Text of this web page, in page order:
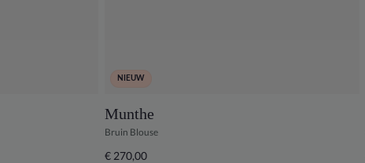
NIEUW
Munthe
Bruin Blouse
€ 270,00